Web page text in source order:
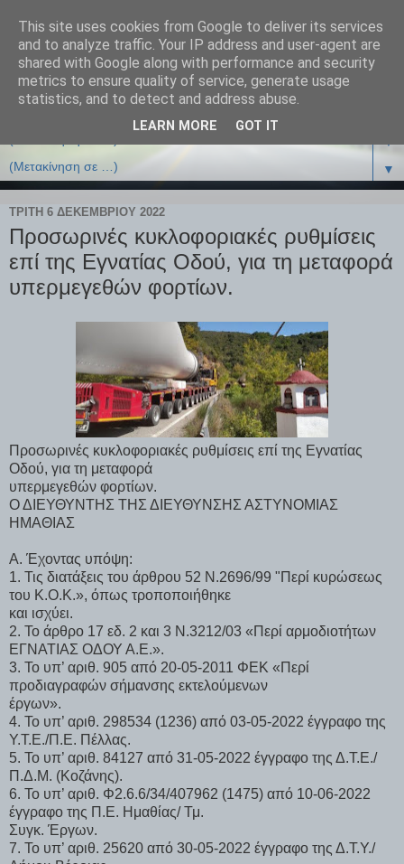
▼
▼
ΤΡΊΤΗ 6 ΔΕΚΕΜΒΡΊΟΥ 2022
Προσωρινές κυκλοφοριακές ρυθμίσεις
επί της Εγνατίας Οδού, για τη μεταφορά
υπερμεγεθών φορτίων.
Προσωρινές κυκλοφοριακές ρυθμίσεις επί της Εγνατίας
Οδού, για τη μεταφορά
υπερμεγεθών φορτίων.
Ο ΔΙΕΥΘΥΝΤΗΣ ΤΗΣ ΔΙΕΥΘΥΝΣΗΣ ΑΣΤΥΝΟΜΙΑΣ
ΗΜΑΘΙΑΣ
Α. Έχοντας υπόψη:
1. Τις διατάξεις του άρθρου 52 Ν.2696/99 "Περί κυρώσεως
του Κ.Ο.Κ.», όπως τροποποιήθηκε
και ισχύει.
2. Το άρθρο 17 εδ. 2 και 3 Ν.3212/03 «Περί αρμοδιοτήτων
ΕΓΝΑΤΙΑΣ ΟΔΟΥ Α.Ε.».
3. Το υπ’ αριθ. 905 από 20-05-2011 ΦΕΚ «Περί
προδιαγραφών σήμανσης εκτελούμενων
έργων».
4. Το υπ’ αριθ. 298534 (1236) από 03-05-2022 έγγραφο της
Υ.Τ.Ε./Π.Ε. Πέλλας.
5. Το υπ’ αριθ. 84127 από 31-05-2022 έγγραφο της Δ.Τ.Ε./
Π.Δ.Μ. (Κοζάνης).
6. Το υπ’ αριθ. Φ2.6.6/34/407962 (1475) από 10-06-2022
έγγραφο της Π.Ε. Ημαθίας/ Τμ.
Συγκ. Έργων.
7. Το υπ’ αριθ. 25620 από 30-05-2022 έγγραφο της Δ.Τ.Υ./
This site uses cookies from Google to deliver its services
and to analyze traffic. Your IP address and user-agent are
shared with Google along with performance and security
metrics to ensure quality of service, generate usage
statistics, and to detect and address abuse.
LEARN MORE GOT IT